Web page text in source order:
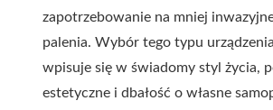
zapotrzebowanie na mniej
palenia. Wybór tego typu
wpisuje się w świadomy styl życia,
estetyczne i dbałość o własne